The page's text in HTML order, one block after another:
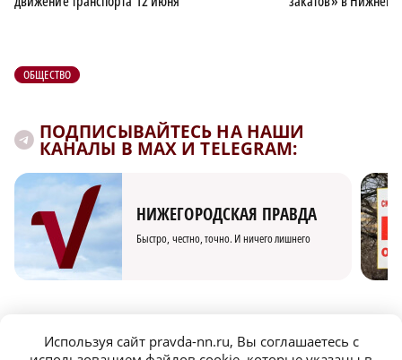
ОБЩЕСТВО
ПОДПИСЫВАЙТЕСЬ НА НАШИ
КАНАЛЫ В MAX И TELEGRAM:
НИЖЕГОРОДСКАЯ ПРАВДА
Быстро, честно, точно. И ничего лишнего
Используя сайт pravda-nn.ru, Вы соглашаетесь с